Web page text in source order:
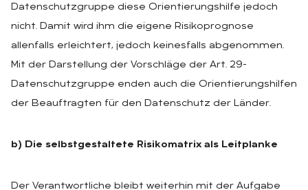
Datenschutzgruppe diese Orientierungshilfe jedoch
nicht. Damit wird ihm die eigene Risikoprognose
allenfalls erleichtert, jedoch keinesfalls abgenommen.
Mit der Darstellung der Vorschläge der Art. 29-
Datenschutzgruppe enden auch die Orientierungshilfen
der Beauftragten für den Datenschutz der Länder.
b) Die selbstgestaltete Risikomatrix als Leitplanke
Der Verantwortliche bleibt weiterhin mit der Aufgabe